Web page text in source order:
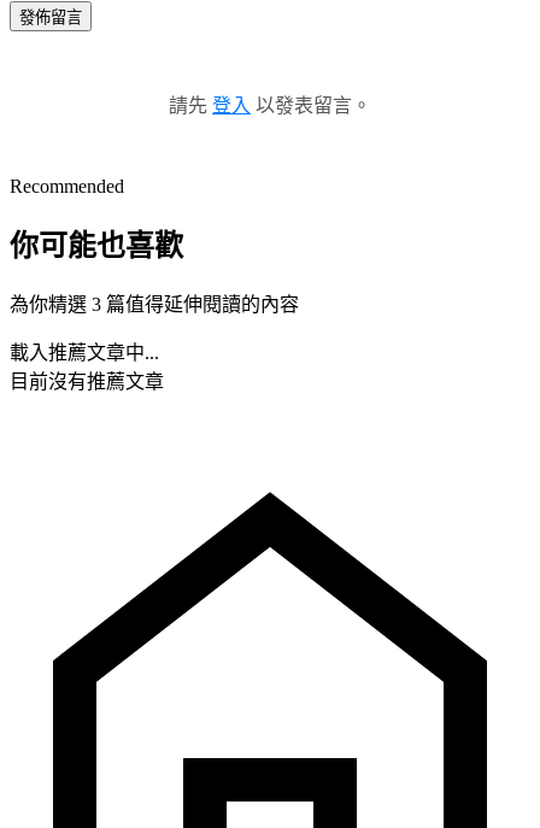
發佈留言
請先 登入 以發表留言。
Recommended
你可能也喜歡
為你精選 3 篇值得延伸閱讀的內容
載入推薦文章中...
目前沒有推薦文章